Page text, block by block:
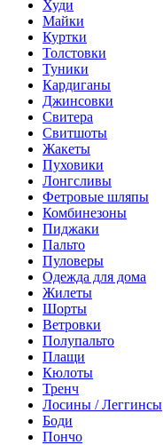
Худи
Майки
Куртки
Толстовки
Туники
Кардиганы
Джинсовки
Свитера
Свитшоты
Жакеты
Пуховики
Лонгсливы
Фетровые шляпы
Комбинезоны
Пиджаки
Пальто
Пуловеры
Одежда для дома
Жилеты
Шорты
Ветровки
Полупальто
Плащи
Кюлоты
Тренч
Лосины / Леггинсы
Боди
Пончо